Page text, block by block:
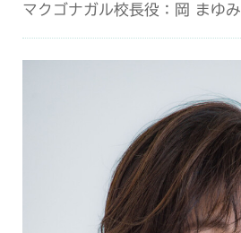
マクゴナガル校長役：岡 まゆみ